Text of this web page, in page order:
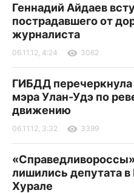
Геннадий Айдаев
пострадавшего от
журналиста
06.11.12, 4:24 3062
ГИБДД
мэра Улан-Удэ по
движению
06.11.12, 3:32 3399
лишились депутата
Хурале